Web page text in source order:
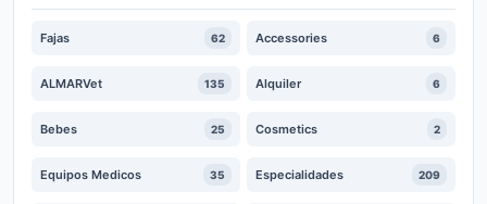
Fajas 62 Accessories 6
ALMARVet 135 Alquiler 6
Bebes 25 Cosmetics 2
Equipos Medicos 35 Especialidades 209